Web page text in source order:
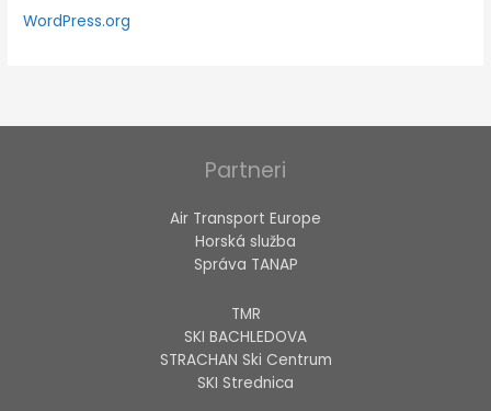
WordPress.org
Partneri
Air Transport Europe
Horská služba
Správa TANAP
TMR
SKI BACHLEDOVA
STRACHAN Ski Centrum
SKI Strednica